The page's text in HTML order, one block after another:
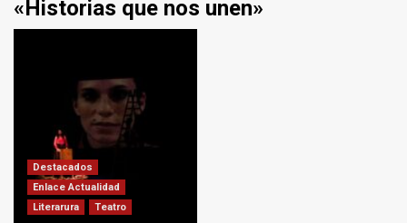
«Historias que nos unen»
Destacados
Enlace Actualidad
Literarura
Teatro